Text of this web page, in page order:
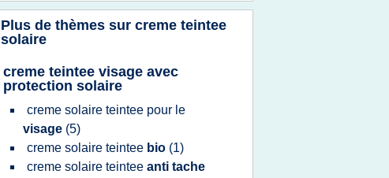
Plus de thèmes sur creme teintee
solaire
creme teintee visage avec
protection solaire
creme solaire teintee pour le
visage (5)
creme solaire teintee bio (1)
creme solaire teintee anti tache